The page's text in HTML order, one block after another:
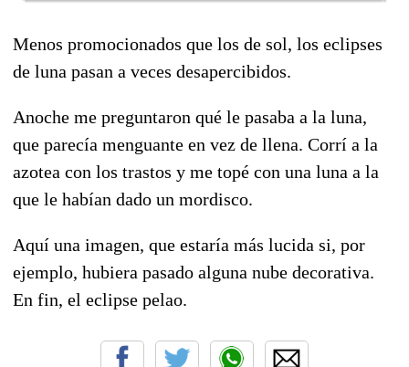
Menos promocionados que los de sol, los eclipses
de luna pasan a veces desapercibidos.
Anoche me preguntaron qué le pasaba a la luna,
que parecía menguante en vez de llena. Corrí a la
azotea con los trastos y me topé con una luna a la
que le habían dado un mordisco.
Aquí una imagen, que estaría más lucida si, por
ejemplo, hubiera pasado alguna nube decorativa.
En fin, el eclipse pelao.